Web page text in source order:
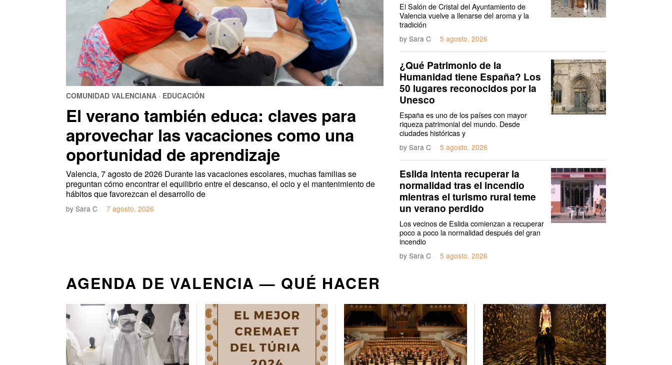
COMUNIDAD VALENCIANA · EDUCACIÓN
El verano también educa: claves para
aprovechar las vacaciones como una
oportunidad de aprendizaje
Valencia, 7 agosto de 2026 Durante las vacaciones escolares, muchas familias se
preguntan cómo encontrar el equilibrio entre el descanso, el ocio y el mantenimiento de
hábitos que favorezcan el desarrollo de
by Sara C 7 agosto, 2026
El Salón de Cristal del Ayuntamiento de
Valencia vuelve a llenarse del aroma y la
tradición
bySara C 5 agosto, 2026
¿Qué Patrimonio de la
Humanidad tiene España? Los
50 lugares reconocidos por la
Unesco
España es uno de los países con mayor
riqueza patrimonial del mundo. Desde
ciudades históricas y
bySara C 5 agosto, 2026
Eslida intenta recuperar la
normalidad tras el incendio
mientras el turismo rural teme
un verano perdido
Los vecinos de Eslida comienzan a recuperar
poco a poco la normalidad después del gran
incendio
bySara C 5 agosto, 2026
AGENDA DE VALENCIA — QUÉ HACER